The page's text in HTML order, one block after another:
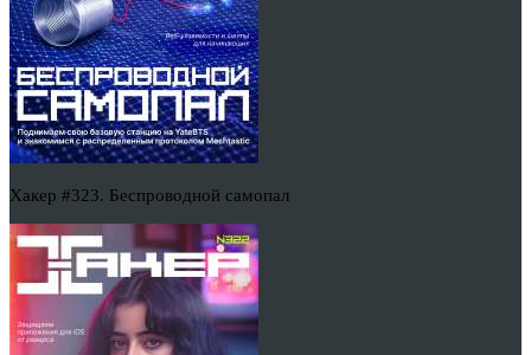
Хакер #323. Беспроводной самопал